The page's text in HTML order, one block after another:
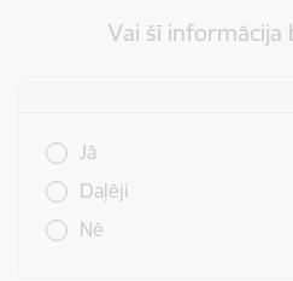
Vai šī informācija
Jā
Daļēji
Nē